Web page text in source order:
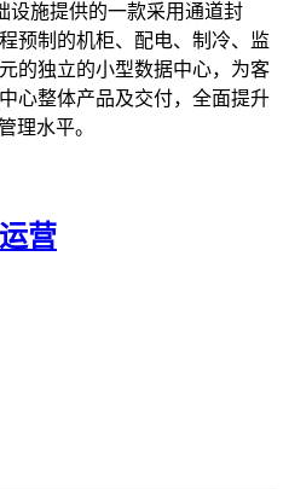
设施提供的一款采用通道封
预制的机柜、配电、制冷、监
的独立的小型数据中心，为客
心整体产品及交付，全面提升
理水平。
营